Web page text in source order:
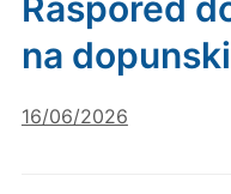
na
16/06/2026